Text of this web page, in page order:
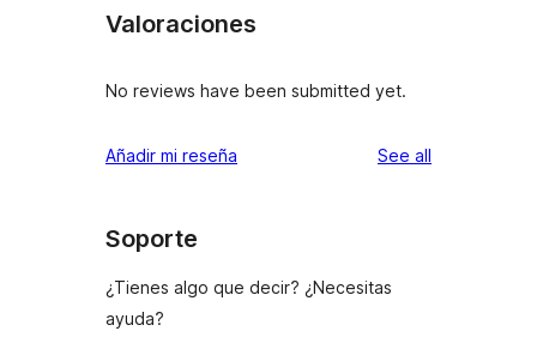
Valoraciones
No reviews have been submitted yet.
Añadir mi reseña See all
Soporte
¿Tienes algo que decir? ¿Necesitas
ayuda?